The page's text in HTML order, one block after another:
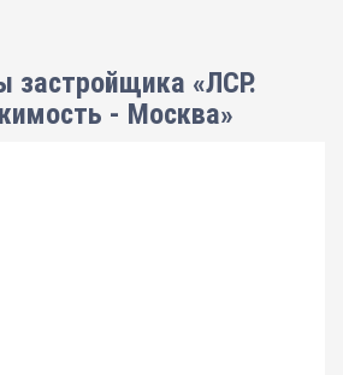
застройщика «ЛСР.
- Москва»